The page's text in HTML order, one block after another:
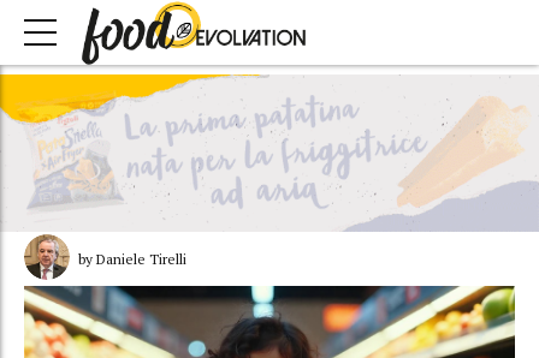
by Daniele Tirelli